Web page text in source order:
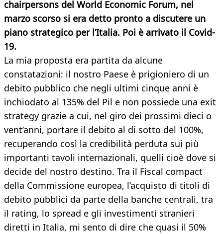
chairpersons del World Economic Forum, nel
marzo scorso si era detto pronto a discutere un
piano strategico per l’Italia. Poi è arrivato il Covid-
19.
La mia proposta era partita da alcune
constatazioni: il nostro Paese è prigioniero di un
debito pubblico che negli ultimi cinque anni è
inchiodato al 135% del Pil e non possiede una exit
strategy grazie a cui, nel giro dei prossimi dieci o
vent’anni, portare il debito al di sotto del 100%,
recuperando così la credibilità perduta sui più
importanti tavoli internazionali, quelli cioè dove si
decide del nostro destino. Tra il Fiscal compact
della Commissione europea, l’acquisto di titoli di
debito pubblici da parte della banche centrali, tra
il rating, lo spread e gli investimenti stranieri
diretti in Italia, mi sento di dire che quasi il 50%